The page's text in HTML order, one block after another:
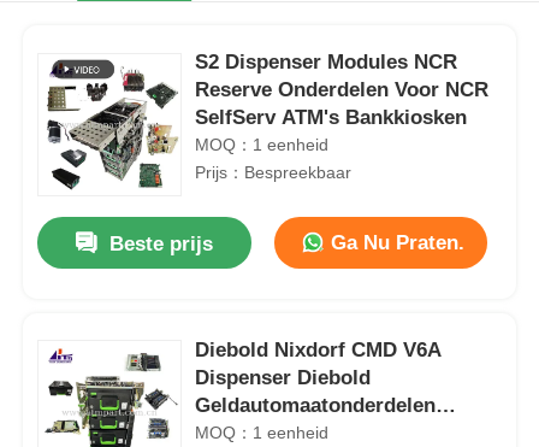
S2 Dispenser Modules NCR
Reserve Onderdelen Voor NCR
SelfServ ATM's Bankkiosken
MOQ：1 eenheid
Prijs：Bespreekbaar
Beste prijs Ga Nu Praten.
Diebold Nixdorf CMD V6A
Dispenser Diebold
Geldautomaatonderdelen
DN250A Bank
MOQ：1 eenheid